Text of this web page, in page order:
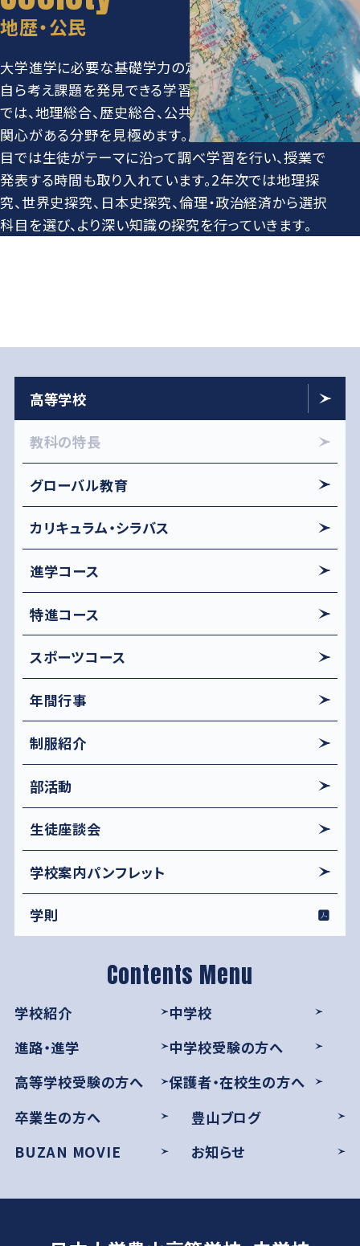
地歴・公民
大学進学に必要な基礎学力の定着を図りつつ、生徒が
自ら考え課題を発見できる学習を行っています。1年次
では、地理総合、歴史総合、公共を学び、自分の興味・
関心がある分野を見極めます。歴史総合などの総合科
目では生徒がテーマに沿って調べ学習を行い、授業で
発表する時間も取り入れています。2年次では地理探
究、世界史探究、日本史探究、倫理・政治経済から選択
科目を選び、より深い知識の探究を行っていきます。
学校紹介 中学校
高等学校
教科の特長
グローバル教育
カリキュラム・シラバス
進学コース
特進コース
スポーツコース
年間行事
制服紹介
部活動
生徒座談会
学校案内パンフレット
学則
進路・進学
中学校受験の方へ
高等学校受験の方へ
保護者・在校生の方へ
卒業生の方へ
豊山ブログ
BUZAN MOVIE
お知らせ